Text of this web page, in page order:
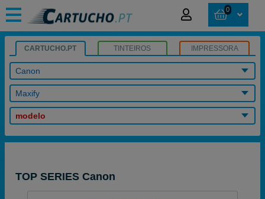
0
CARTUCHO.PT TINTEIROS IMPRESSORA
Canon
Maxify
modelo
TOP SERIES Canon